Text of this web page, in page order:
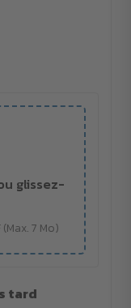
glissez-
(Max. 7 Mo)
tard